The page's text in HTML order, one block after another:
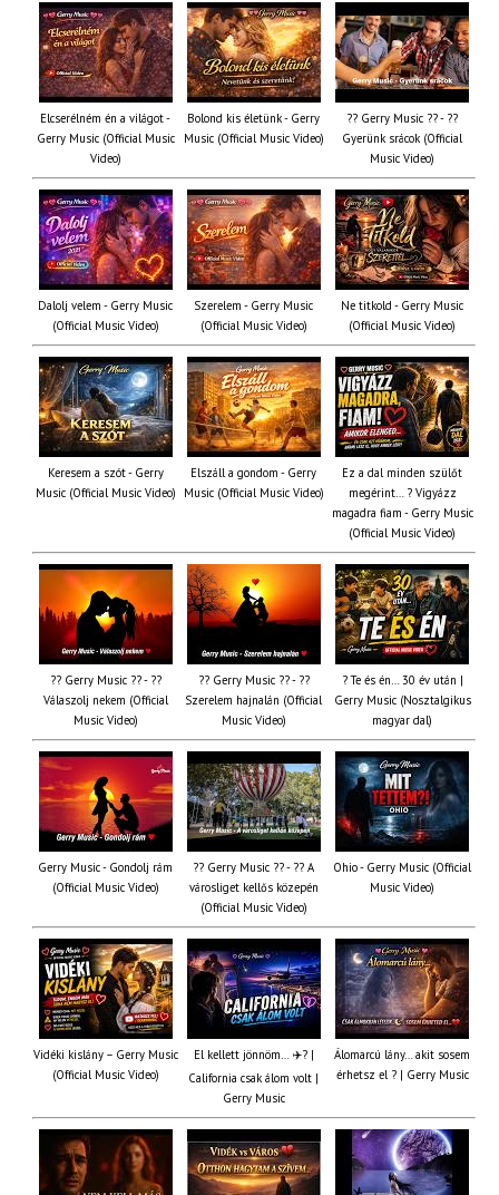
Elcserélném én a világot -
Gerry Music (Official Music
Video)
Bolond kis életünk - Gerry
Music (Official Music Video)
?? Gerry Music ?? - ??
Gyerünk srácok (Official
Music Video)
Dalolj velem - Gerry Music
(Official Music Video)
Szerelem - Gerry Music
(Official Music Video)
Ne titkold - Gerry Music
(Official Music Video)
Keresem a szót - Gerry
Music (Official Music Video)
Elszáll a gondom - Gerry
Music (Official Music Video)
Ez a dal minden szülőt
megérint… ? Vigyázz
magadra fiam - Gerry Music
(Official Music Video)
?? Gerry Music ?? - ??
Válaszolj nekem (Official
Music Video)
?? Gerry Music ?? - ??
Szerelem hajnalán (Official
Music Video)
? Te és én… 30 év után |
Gerry Music (Nosztalgikus
magyar dal)
Gerry Music - Gondolj rám
(Official Music Video)
?? Gerry Music ?? - ?? A
városliget kellős közepén
(Official Music Video)
Ohio - Gerry Music (Official
Music Video)
Vidéki kislány – Gerry Music
(Official Music Video)
El kellett jönnöm… ✈️? |
California csak álom volt |
Gerry Music
Álomarcú lány… akit sosem
érhetsz el ? | Gerry Music